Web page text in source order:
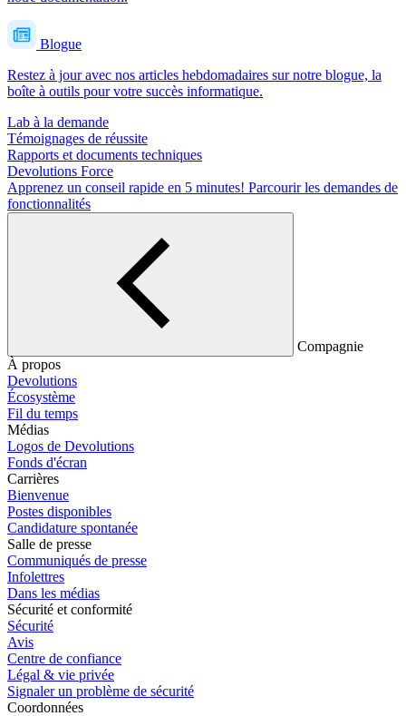
Blogue
Restez à jour avec nos articles hebdomadaires sur notre blogue, la
boîte à outils pour votre succès informatique.
Lab à la demande
Témoignages de réussite
Rapports et documents techniques
Devolutions Force
Apprenez un conseil rapide en 5 minutes! Parcourir les demandes de
fonctionnalités
Compagnie
À propos
Devolutions
Écosystème
Fil du temps
Médias
Logos de Devolutions
Fonds d'écran
Carrières
Bienvenue
Postes disponibles
Candidature spontanée
Salle de presse
Communiqués de presse
Infolettres
Dans les médias
Sécurité et conformité
Sécurité
Avis
Centre de confiance
Légal & vie privée
Signaler un problème de sécurité
Coordonnées